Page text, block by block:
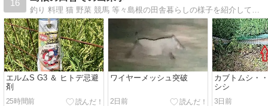
16
釣り 料理 猫 野菜 競馬 等々島根の田舎暮らしの様子を紹介しています
エルムS G3 ＆ ヒトデ忌避
剤
25時間前
ワイヤーメッシュ突破
2日前
カブトムシ・
シシ
3日前